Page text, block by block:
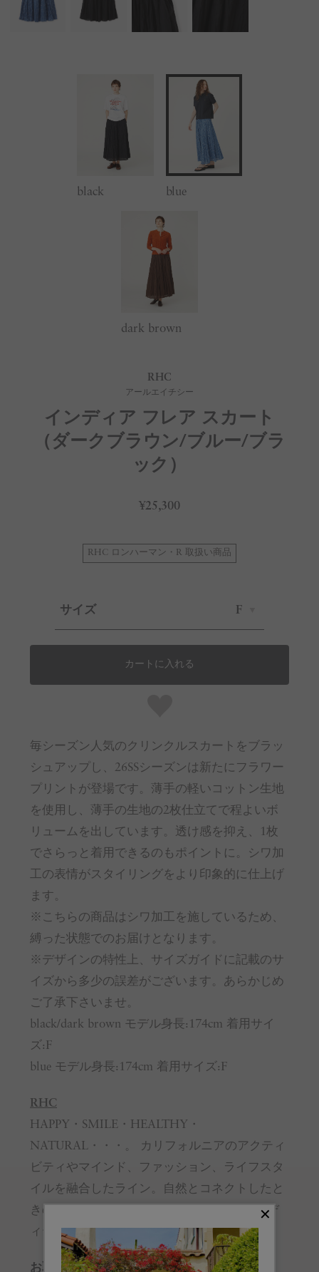
black blue
dark brown
RHC
アールエイチシー
インディア フレア スカート
（ダークブラウン/ブルー/ブラ
ック）
¥25,300
RHC ロンハーマン・R 取扱い商品
サイズ F
カートに入れる
毎シーズン人気のクリンクルスカートをブラッ
シュアップし、26SSシーズンは新たにフラワー
プリントが登場です。薄手の軽いコットン生地
を使用し、薄手の生地の2枚仕立てで程よいボ
リュームを出しています。透け感を抑え、1枚
でさらっと着用できるのもポイントに。シワ加
工の表情がスタイリングをより印象的に仕上げ
ます。
※こちらの商品はシワ加工を施しているため、
縛った状態でのお届けとなります。
※デザインの特性上、サイズガイドに記載のサ
イズから多少の誤差がございます。あらかじめ
ご了承下さいませ。
black/dark brown モデル身長:174cm 着用サイ
ズ:F
blue モデル身長:174cm 着用サイズ:F
RHC
HAPPY・SMILE・HEALTHY・
NATURAL・・・。 カリフォルニアのアクティ
ビティやマインド、ファッション、ライフスタ
イルを融合したライン。自然とコネクトしたと
きの開放感をデザイン。HappyでPeace-fulなデ
ィテールを盛り込んでいます。
お取り扱いのご注意